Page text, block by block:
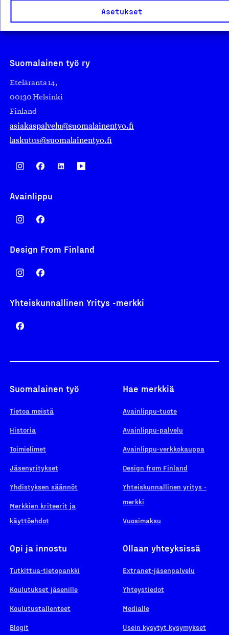
Asetukset
elinvoimaista yhteiskuntaa. Me rakastamme työtä!
Suomalainen työ ry
Eteläranta 14,
00130 Helsinki
Finland
asiakaspalvelu@suomalainentyo.fi
laskutus@suomalainentyo.fi
Avainlippu
Design From Finland
Yhteiskunnallinen Yritys -merkki
Suomalainen työ
Tietoa meistä
Historia
Toimielimet
Jäsenyritykset
Yhdistyksen säännöt
Merkkien kriteerit ja
käyttöehdot
Hae merkkiä
Avainlippu-tuote
Avainlippu-palvelu
Avainlippu-verkkokauppa
Design from Finland
Yhteiskunnallinen yritys -
merkki
Vuosimaksu
Opi ja innostu
Tutkittua-tietopankki
Koulutukset jäsenille
Koulutustallenteet
Blogit
Ollaan yhteyksissä
Extranet-jäsenpalvelu
Yhteystiedot
Medialle
Usein kysytyt kysymykset